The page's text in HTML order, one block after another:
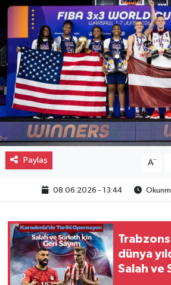
Paylaş A-
08.06.2026 - 13:44
dünya
Salah ve
Spor
Eğitim